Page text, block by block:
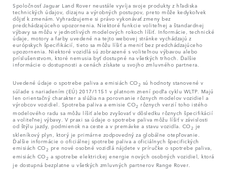
Spoločnosť Jaguar Land Rover neustále vyvíja svoje produkty z hľadiska
technických údajov, dizajnu a výrobných postupov, preto môže kedykoľvek
dôjsť k zmenám. Vyhradzujeme si právo vykonávať zmeny bez
predchádzajúceho upozornenia. Niektoré funkcie voliteľnej a štandardnej
výbavy sa môžu v jednotlivých modelových rokoch líšiť. Informácie, technické
údaje, motory a farby uvedené na tejto webovej stránke vychádzajú z
európskych špecifikácií, tieto sa môžu líšiť a meniť bez predchádzajúceho
upozornenia. Niektoré vozidlá sú zobrazené s voliteľnou výbavou alebo
príslušenstvom, ktoré nemusia byť dostupné na všetkých trhoch. Ďalšie
informácie o dostupnosti a cenách získate u svojho zmluvného partnera.
Uvedené údaje o spotrebe paliva a emisiách CO2 sú hodnoty stanovené v
súlade s nariadením (EÚ) 2017/1151 v platnom znení podľa cyklu WLTP. Majú
len orientačný charakter a slúžia na porovnanie rôznych modelov vozidiel a
výrobcov vozidiel. Spotreba paliva a emisie CO2 rôznych verzií toho istého
modelového radu sa môžu líšiť alebo zvyšovať v dôsledku rôznych špecifikácií
a voliteľnej výbavy. V praxi sa údaje o spotrebe paliva môžu líšiť v závislosti
od štýlu jazdy, podmienok na ceste a v premávke a stavu vozidla. CO2 je
skleníkový plyn, ktorý je primárne zodpovedný za globálne otepľovanie.
Ďalšie informácie o oficiálnej spotrebe paliva a oficiálnych špecifických
emisiách CO2 pre nové osobné vozidlá nájdete v príručke o spotrebe paliva,
emisiách CO2 a spotrebe elektrickej energie nových osobných vozidiel, ktorá
je dostupná bezplatne u všetkých zmluvných partnerov Range Rover.